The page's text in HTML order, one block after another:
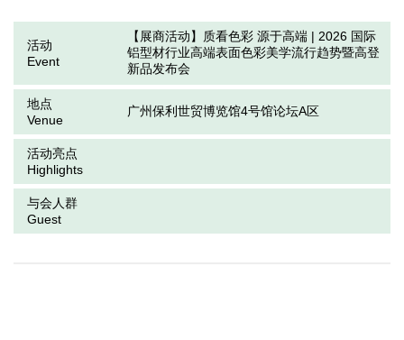
活动
Event
【展商活动】质看色彩 源于高端 | 2026 国际
铝型材行业高端表面色彩美学流行趋势暨高登
新品发布会
地点
Venue
广州保利世贸博览馆4号馆论坛A区
活动亮点
Highlights
与会人群
Guest